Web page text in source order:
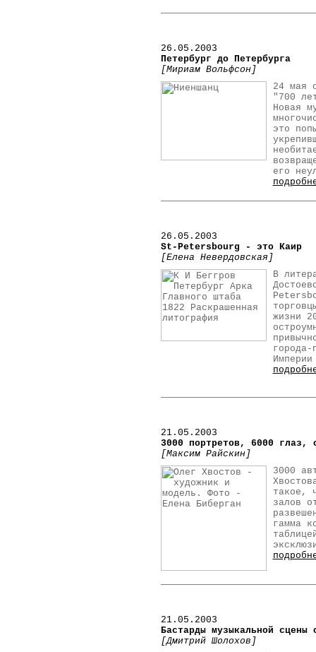
26.05.2003
Петербург до Петербурга
[Мириам Вольфсон]
24 мая
"700
Новая
это
его
26.05.2003
St-Petersbourg - это Каир
[Елена Невердовская]
В
жизни
города-
Империи
21.05.2003
3000 портретов, 6000 глаз,
[Максим Райскин]
3000
такое,
залов
гамма
21.05.2003
Бастарды музыкальной сцены
[Дмитрий Шолохов]